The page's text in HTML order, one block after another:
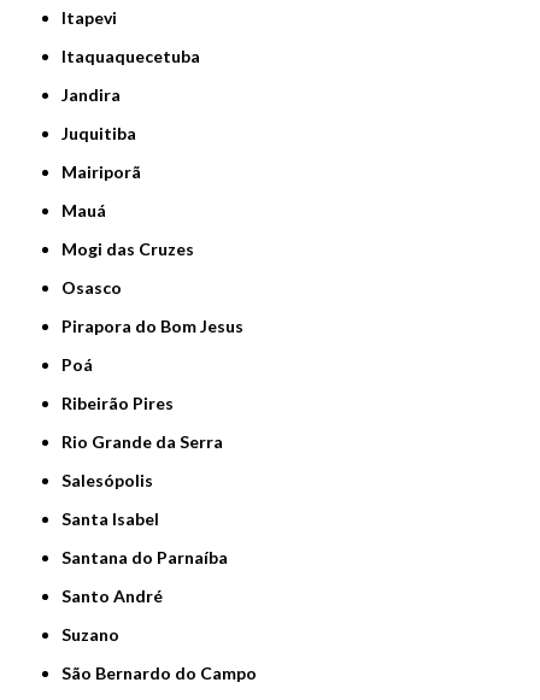
Itapevi
Itaquaquecetuba
Jandira
Juquitiba
Mairiporã
Mauá
Mogi das Cruzes
Osasco
Pirapora do Bom Jesus
Poá
Ribeirão Pires
Rio Grande da Serra
Salesópolis
Santa Isabel
Santana do Parnaíba
Santo André
Suzano
São Bernardo do Campo